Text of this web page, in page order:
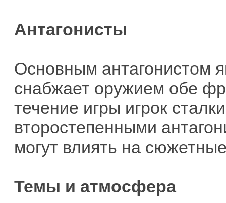
Антагонисты
Основным антагонистом
снабжает оружием обе
течение игры игрок
второстепенными
могут влиять на
Темы и атмосфера